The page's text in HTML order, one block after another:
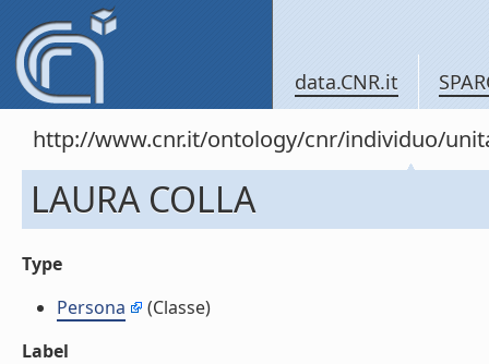
data.CNR.it
http://www.cnr.it/ontology/cnr/individuo/
LAURA COLLA
Type
Persona
(Classe)
Label